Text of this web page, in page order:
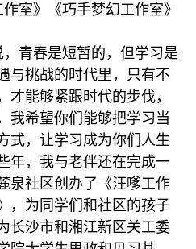
室》《巧手梦幻工作室》
青春是短暂的，但学习是
与挑战的时代里，只有不
才能够紧跟时代的步伐，
我希望你们能够把学习当
式，让学习成为你们人生
年，我与老伴还在完成一
泉社区创办了《汪嗲工作
，为同学们和社区的孩子
长沙市和湘江新区关工委